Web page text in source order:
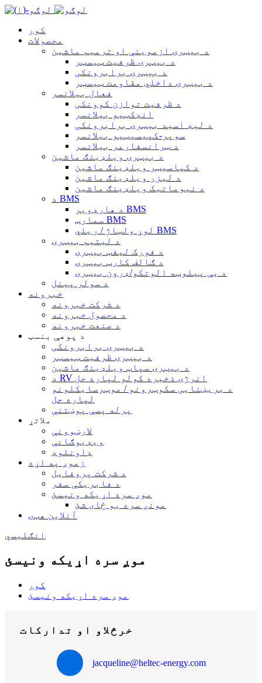
کور
محصولات
د بیټرۍ ازموینې او ترمیم ماشین
د بیټرۍ ظرفیت ټیسټر
د بیټرۍ برابرونکی
د بیټرۍ داخلي مقاومت ټیسټر
فعال بیلانسر
د ظرفیت توازن کوونکی
انډکټیو بیلانسر
د لیډ اسید بیټرۍ برابرونکی
سوپر-کپیسیټیو بیلانسر
د ټرانسفارمر بیلانسر
د بیټرۍ ویلډینګ ماشین
د کپاسیټر ویلډینګ ماشین
د لیزر ویلډینګ ماشین
د نیوماتیک ویلډینګ ماشین
د BMS
د هارډویر BMS
سمارټ BMS
لوړ ولټاژ / ریلي BMS
د لیتیم بیټرۍ
د فورک لیفټ بیټرۍ
د ګالف کارټ بیټرۍ
د بې پیلوټه الوتکو/ډرون بیټرۍ
د سولر پینل
خبرونه
د شرکت خبرونه
د محصول خبرونه
د صنعت خبرونه
د پوهې بنسټ
د بیټرۍ برابرونکی
د بیټرۍ ظرفیت ټیسټر
د بیټرۍ سپاټ ویلډینګ ماشین
د RV انرژۍ ذخیره کولو لپاره حل
د بریښنایی سکوټرونو / موټرسایکلونو
لپاره حل
پرله پسې پوښتنې
ملاتړ
لارښوونې
ویډیوګانې
ډاونلوډ
زموږ په اړه
د شرکت پروفایل
د فابریکې سفر
موږ سره اړیکه ونیسئ
مونږ سره یو ځای شئ
آنلاین هټۍ
انګلیسي
موږ سره اړیکه ونیسئ
کور
موږ سره اړیکه ونیسئ
خرڅلاو او تدارکات
jacqueline@heltec-energy.com